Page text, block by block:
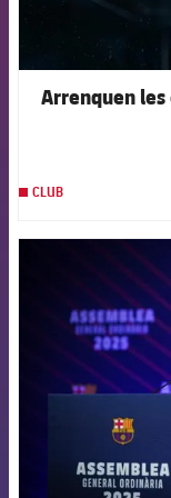
Arrenquen les
CLUB